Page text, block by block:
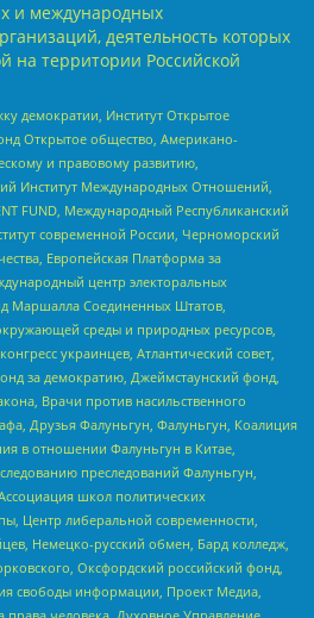
и международных
деятельность которых
на территории Российской
демократии, Институт Открытое
Открытое общество, Американо-
и правовому развитию,
Институт Международных Отношений,
FUND, Международный Республиканский
современной России, Черноморский
Европейская Платформа за
центр электоральных
Маршалла Соединенных Штатов,
среды и природных ресурсов,
украинцев, Атлантический совет,
за демократию, Джеймстаунский фонд,
Врачи против насильственного
Друзья Фалуньгун, Фалуньгун, Коалиция
в отношении Фалуньгун в Китае,
преследований Фалуньгун,
школ политических
Центр либеральной современности,
Немецко-русский обмен, Бард колледж,
Оксфордский российский фонд,
свободы информации, Проект Медиа,